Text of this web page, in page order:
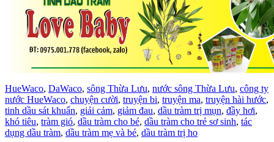
HueWaco, DaWaco, sông Thừa Lưu, nước sông Thừa Lưu, công ty
nước HueWaco, chuyện cười, truyện bi, truyện ma, truyện hài hước,
tinh dầu sát khuẩn, giải cảm, giảm đau, dầu tràm trị mụn, đầy hơi,
khó tiêu, tràm gió, dầu tràm cho bé, dầu tràm cho trẻ sơ sinh, tác
dụng dầu tràm, dầu tràm mẹ và bé, dầu tràm trị ho